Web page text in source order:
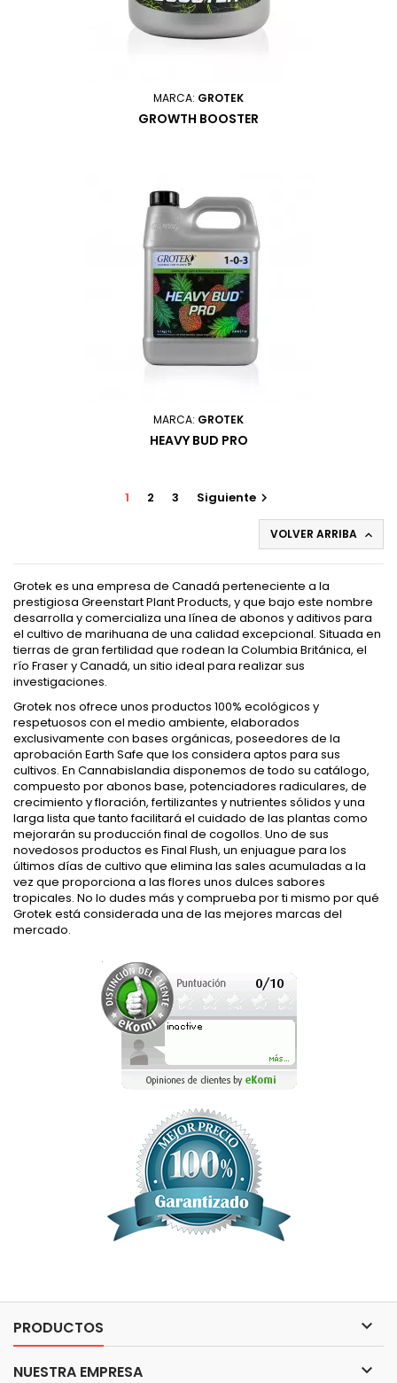
MARCA: GROTEK
GROWTH BOOSTER
MARCA: GROTEK
HEAVY BUD PRO
1 2 3 Siguiente 
VOLVER ARRIBA 
Grotek es una empresa de Canadá perteneciente a la
prestigiosa Greenstart Plant Products, y que bajo este nombre
desarrolla y comercializa una línea de abonos y aditivos para
el cultivo de marihuana de una calidad excepcional. Situada en
tierras de gran fertilidad que rodean la Columbia Británica, el
río Fraser y Canadá, un sitio ideal para realizar sus
investigaciones.
Grotek nos ofrece unos productos 100% ecológicos y
respetuosos con el medio ambiente, elaborados
exclusivamente con bases orgánicas, poseedores de la
aprobación Earth Safe que los considera aptos para sus
cultivos. En Cannabislandia disponemos de todo su catálogo,
compuesto por abonos base, potenciadores radiculares, de
crecimiento y floración, fertilizantes y nutrientes sólidos y una
larga lista que tanto facilitará el cuidado de las plantas como
mejorarán su producción final de cogollos. Uno de sus
novedosos productos es Final Flush, un enjuague para los
últimos días de cultivo que elimina las sales acumuladas a la
vez que proporciona a las flores unos dulces sabores
tropicales. No lo dudes más y comprueba por ti mismo por qué
Grotek está considerada una de las mejores marcas del
mercado.
PRODUCTOS 
NUESTRA EMPRESA 